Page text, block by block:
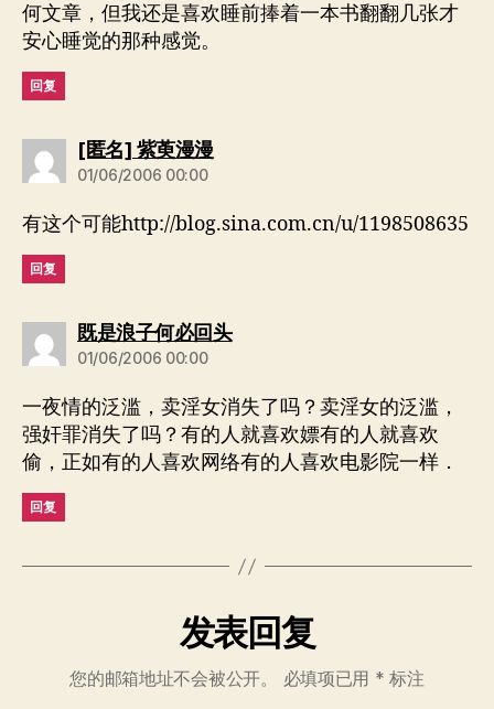
何文章，但我还是喜欢睡前捧着一本书翻翻几张才
安心睡觉的那种感觉。
回复
[匿名] 紫萸漫漫说：
01/06/2006 00:00
有这个可能http://blog.sina.com.cn/u/1198508635
回复
既是浪子何必回头说：
01/06/2006 00:00
一夜情的泛滥，卖淫女消失了吗？卖淫女的泛滥，
强奸罪消失了吗？有的人就喜欢嫖有的人就喜欢
偷，正如有的人喜欢网络有的人喜欢电影院一样．
回复
发表回复
您的邮箱地址不会被公开。 必填项已用 * 标注